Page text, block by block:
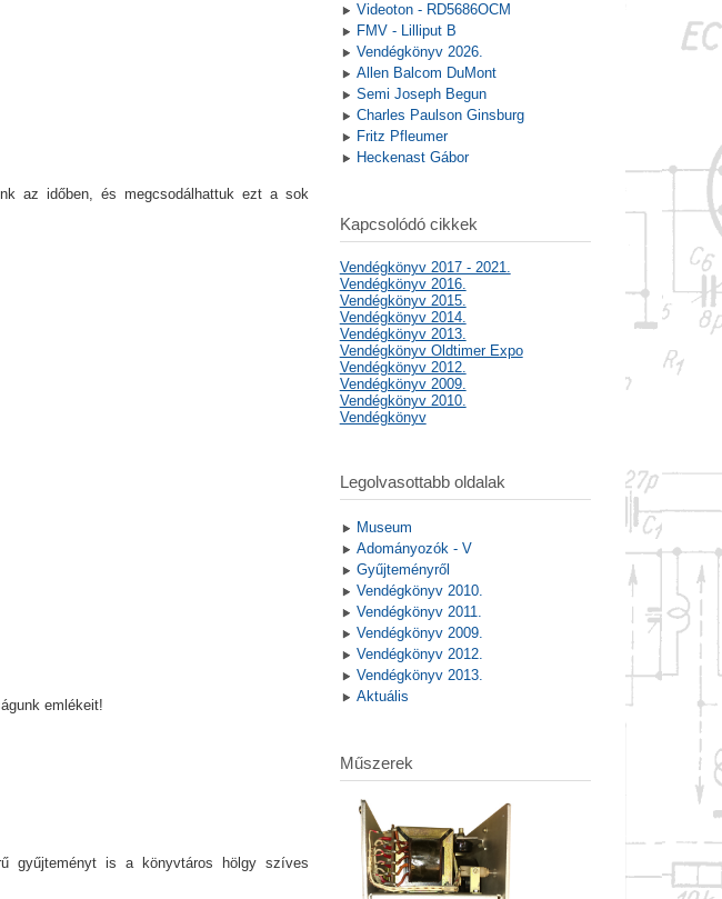
az időben, és megcsodálhattuk ezt a sok
emlékeit!
gyűjteményt is a könyvtáros hölgy szíves
Videoton - RD5686OCM
FMV - Lilliput B
Vendégkönyv 2026.
Allen Balcom DuMont
Semi Joseph Begun
Charles Paulson Ginsburg
Fritz Pfleumer
Heckenast Gábor
Kapcsolódó cikkek
Vendégkönyv 2017 - 2021.
Vendégkönyv 2016.
Vendégkönyv 2015.
Vendégkönyv 2014.
Vendégkönyv 2013.
Vendégkönyv Oldtimer Expo
Vendégkönyv 2012.
Vendégkönyv 2009.
Vendégkönyv 2010.
Vendégkönyv
Legolvasottabb oldalak
Museum
Adományozók - V
Gyűjteményről
Vendégkönyv 2010.
Vendégkönyv 2011.
Vendégkönyv 2009.
Vendégkönyv 2012.
Vendégkönyv 2013.
Aktuális
Műszerek